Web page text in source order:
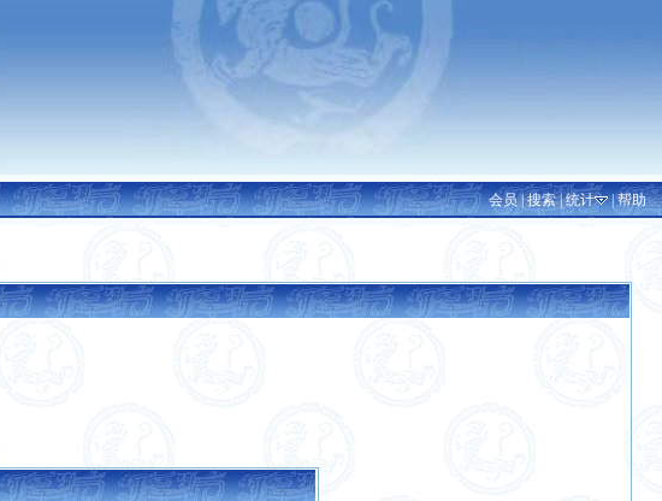
会员|搜索|统计 |帮助